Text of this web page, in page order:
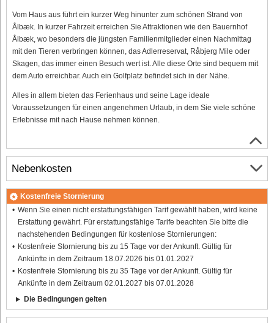
Vom Haus aus führt ein kurzer Weg hinunter zum schönen Strand von
Ålbæk. In kurzer Fahrzeit erreichen Sie Attraktionen wie den Bauernhof
Ålbæk, wo besonders die jüngsten Familienmitglieder einen Nachmittag
mit den Tieren verbringen können, das Adlerreservat, Råbjerg Mile oder
Skagen, das immer einen Besuch wert ist. Alle diese Orte sind bequem mit
dem Auto erreichbar. Auch ein Golfplatz befindet sich in der Nähe.
Alles in allem bieten das Ferienhaus und seine Lage ideale
Voraussetzungen für einen angenehmen Urlaub, in dem Sie viele schöne
Erlebnisse mit nach Hause nehmen können.
Nebenkosten
Kostenfreie Stornierung
Wenn Sie einen nicht erstattungsfähigen Tarif gewählt haben, wird keine
Erstattung gewährt. Für erstattungsfähige Tarife beachten Sie bitte die
nachstehenden Bedingungen für kostenlose Stornierungen:
Kostenfreie Stornierung bis zu 15 Tage vor der Ankunft. Gültig für
Ankünfte in dem Zeitraum 18.07.2026 bis 01.01.2027
Kostenfreie Stornierung bis zu 35 Tage vor der Ankunft. Gültig für
Ankünfte in dem Zeitraum 02.01.2027 bis 07.01.2028
Die Bedingungen gelten